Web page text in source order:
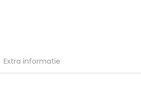
Extra informatie